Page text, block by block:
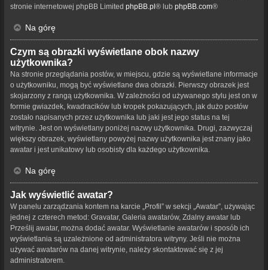
stronie internetowej phpBB Limited phpBB.pl® lub phpBB.com®
Na górę
Czym są obrazki wyświetlane obok nazwy
użytkownika?
Na stronie przeglądania postów, w miejscu, gdzie są wyświetlane informacje
o użytkowniku, mogą być wyświetlane dwa obrazki. Pierwszy obrazek jest
skojarzony z rangą użytkownika. W zależności od używanego stylu jest on w
formie gwiazdek, kwadracików lub kropek pokazujących, jak dużo postów
zostało napisanych przez użytkownika lub jaki jest jego status na tej
witrynie. Jest on wyświetlany poniżej nazwy użytkownika. Drugi, zazwyczaj
większy obrazek, wyświetlany powyżej nazwy użytkownika jest znany jako
awatar i jest unikatowy lub osobisty dla każdego użytkownika.
Na górę
Jak wyświetlić awatar?
W panelu zarządzania kontem na karcie „Profil” w sekcji „Awatar”, używając
jednej z czterech metod: Gravatar, Galeria awatarów, Zdalny awatar lub
Prześlij awatar, można dodać awatar. Wyświetlanie awatarów i sposób ich
wyświetlania są uzależnione od administratora witryny. Jeśli nie można
używać awatarów na danej witrynie, należy skontaktować się z jej
administratorem.